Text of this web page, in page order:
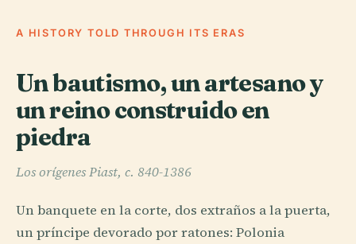
A HISTORY TOLD THROUGH ITS ERAS
Un bautismo, un artesano y
un reino construido en
piedra
Los orígenes Piast, c. 840-1386
Un banquete en la corte, dos extraños a la puerta,
un príncipe devorado por ratones: Polonia